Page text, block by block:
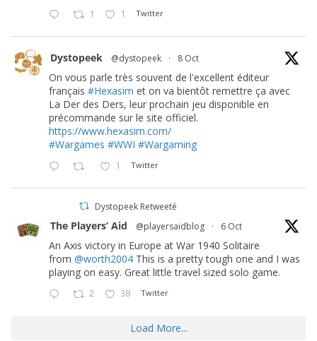
1 1 Twitter
Dystopeek @dystopeek · 8 Oct
On vous parle très souvent de l'excellent éditeur
français #Hexasim et on va bientôt remettre ça avec
La Der des Ders, leur prochain jeu disponible en
précommande sur le site officiel.
https://www.hexasim.com/
#Wargames #WWI #Wargaming
1 Twitter
Dystopeek Retweeté
The Players’ Aid @playersaidblog · 6 Oct
An Axis victory in Europe at War 1940 Solitaire
from @worth2004 This is a pretty tough one and I was
playing on easy. Great little travel sized solo game.
2 38 Twitter
Load More...